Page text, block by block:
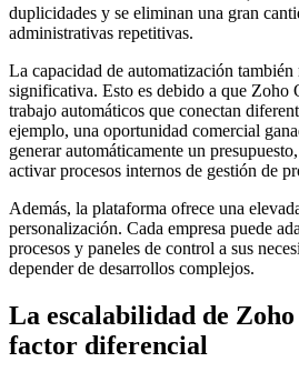
duplicidades y se eliminan una gran
administrativas repetitivas.
La capacidad de automatización también
significativa. Esto es debido a que Zoho
trabajo automáticos que conectan
ejemplo, una oportunidad comercial
generar automáticamente un
activar procesos internos de gestión de
Además, la plataforma ofrece una
personalización. Cada empresa puede
procesos y paneles de control a sus
depender de desarrollos complejos.
La escalabilidad de
factor diferencial